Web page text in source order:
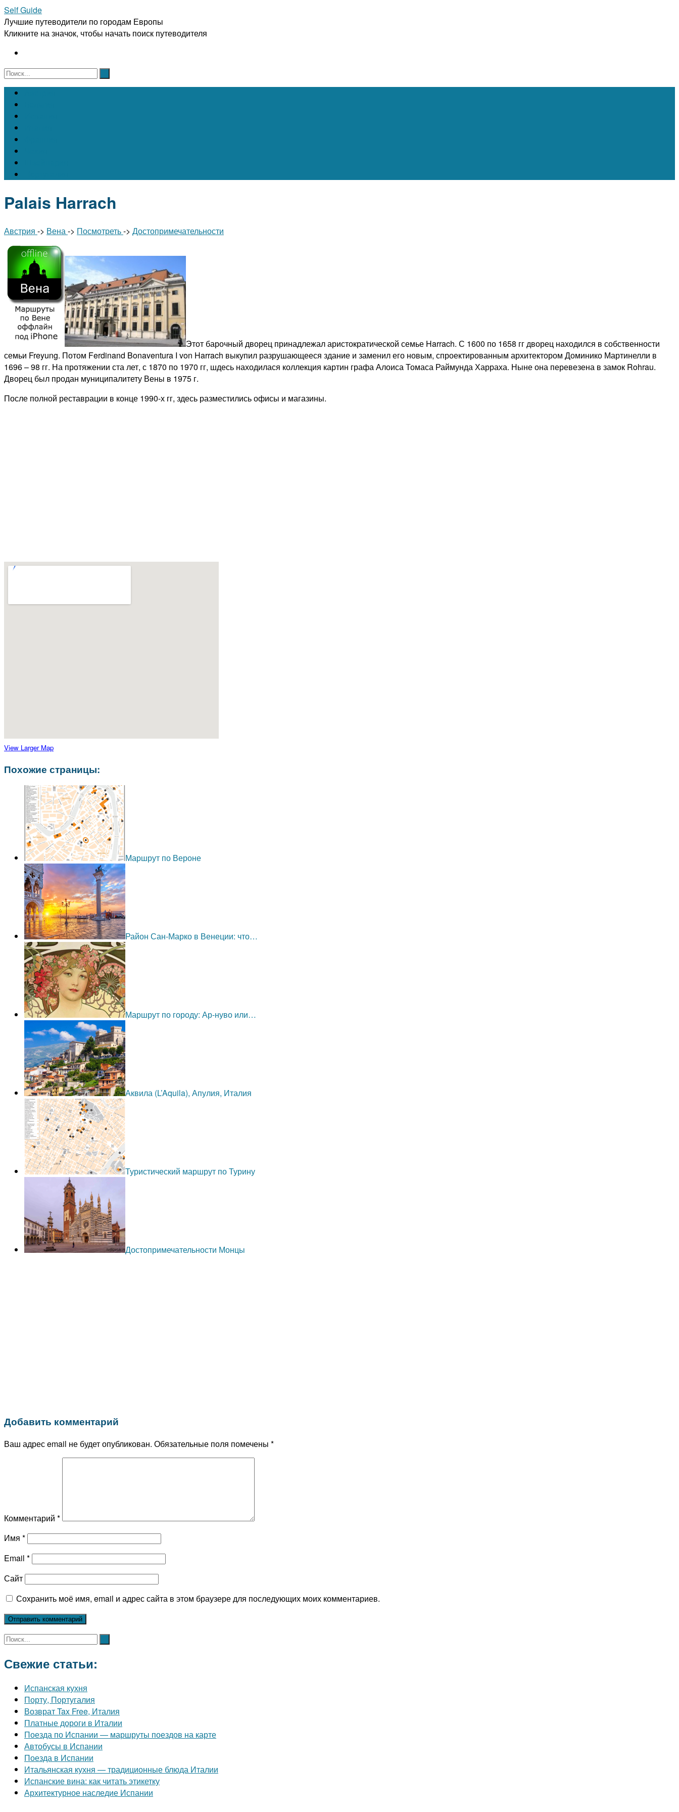
Self Guide
Лучшие путеводители по городам Европы
Кликните на значок, чтобы начать поиск путеводителя
Palais Harrach
Австрия -> Вена-> Посмотреть-> Достопримечательности
Этот барочный дворец принадлежал аристократической семье Harrach. С 1600 по 1658 гг дворец находился в собственности
семьи Freyung. Потом Ferdinand Bonaventura I von Harrach выкупил разрушающееся здание и заменил его новым, спроектированным архитектором Доминико Мартинелли в
1696 – 98 гг. На протяжении ста лет, с 1870 по 1970 гг, шдесь находилася коллекция картин графа Алоиса Томаса Раймунда Харраха. Ныне она перевезена в замок Rohrau.
Дворец был продан муниципалитету Вены в 1975 г.
После полной реставрации в конце 1990-х гг, здесь разместились офисы и магазины.
View Larger Map
Похожие страницы:
Маршрут по Вероне
Район Сан-Марко в Венеции: что…
Маршрут по городу: Ар-нуво или…
Аквила (L’Aquila), Апулия, Италия
Туристический маршрут по Турину
Достопримечательности Монцы
Добавить комментарий
Ваш адрес email не будет опубликован. Обязательные поля помечены *
Комментарий *
Имя *
Email *
Сайт
Сохранить моё имя, email и адрес сайта в этом браузере для последующих моих комментариев.
Свежие статьи:
Испанская кухня
Порту, Португалия
Возврат Tax Free, Италия
Платные дороги в Италии
Поезда по Испании — маршруты поездов на карте
Автобусы в Испании
Поезда в Испании
Итальянская кухня — традиционные блюда Италии
Испанские вина: как читать этикетку
Архитектурное наследие Испании